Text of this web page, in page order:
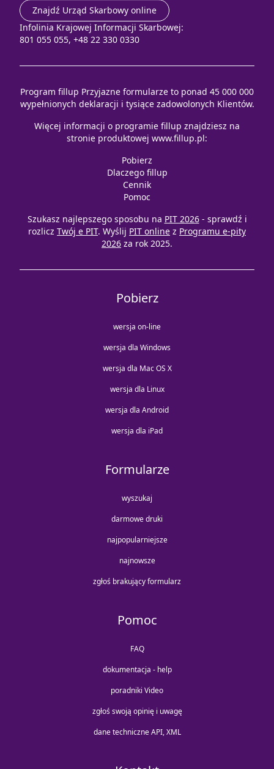
Znajdź Urząd Skarbowy online
Infolinia Krajowej Informacji Skarbowej:
801 055 055, +48 22 330 0330
Program fillup Przyjazne formularze to ponad 45 000 000
wypełnionych deklaracji i tysiące zadowolonych Klientów.
Więcej informacji o programie fillup znajdziesz na
stronie produktowej www.fillup.pl:
Pobierz
Dlaczego fillup
Cennik
Pomoc
Szukasz najlepszego sposobu na PIT 2026 - sprawdź i
rozlicz Twój e PIT. Wyślij PIT online z Programu e-pity
2026 za rok 2025.
Pobierz
wersja on-line
wersja dla Windows
wersja dla Mac OS X
wersja dla Linux
wersja dla Android
wersja dla iPad
Formularze
wyszukaj
darmowe druki
najpopularniejsze
najnowsze
zgłoś brakujący formularz
Pomoc
FAQ
dokumentacja - help
poradniki Video
zgłoś swoją opinię i uwagę
dane techniczne API, XML